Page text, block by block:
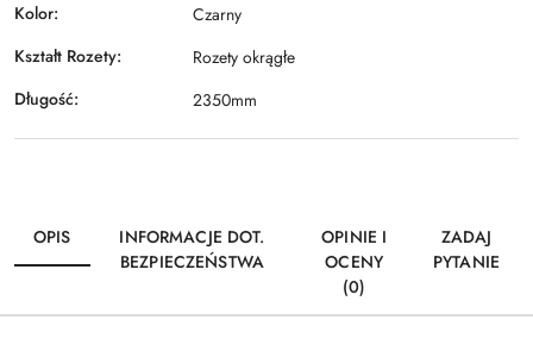
Kolor:
Czarny
Kształt Rozety:
Rozety okrągłe
Długość:
2350mm
OPIS
INFORMACJE DOT.
BEZPIECZEŃSTWA
OPINIE I
OCENY
(0)
ZADAJ
PYTANIE